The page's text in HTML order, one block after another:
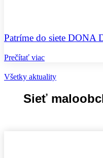
Patríme do siete DONA
Prečítať viac
Všetky aktuality
Sieť